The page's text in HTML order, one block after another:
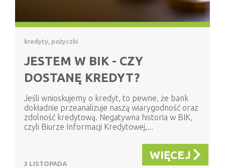
kredyty, pożyczki
JESTEM W BIK - CZY
DOSTANĘ KREDYT?
Jeśli wnioskujemy o kredyt, to pewne, że bank
dokładnie przeanalizuje naszą wiarygodność oraz
zdolność kredytową. Negatywna historia w BIK,
czyli Biurze Informacji Kredytowej,...
3 LISTOPADA
WIĘCEJ